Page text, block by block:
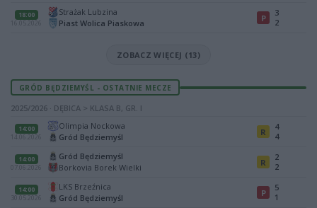
18:00
16.05.2026
Strażak Lubzina
Piast Wolica Piaskowa
P
3
2
ZOBACZ WIĘCEJ (13)
GRÓD BĘDZIEMYŚL - OSTATNIE MECZE
2025/2026 · DĘBICA > KLASA B, GR. I
14:00
14.06.2026
Olimpia Nockowa
Gród Będziemyśl
R
4
4
14:00
07.06.2026
Gród Będziemyśl
Borkovia Borek Wielki
R
2
2
14:00
30.05.2026
LKS Brzeźnica
Gród Będziemyśl
P
5
1